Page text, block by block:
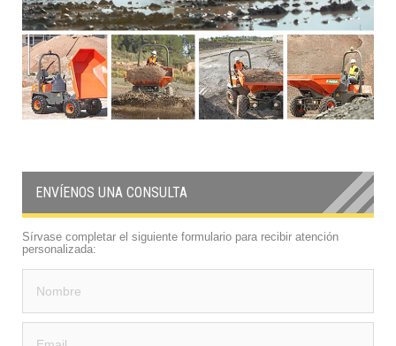
ENVÍENOS UNA CONSULTA
Sírvase completar el siguiente formulario para recibir atención
personalizada: